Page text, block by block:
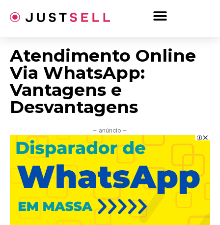
para
Atendimento Online
Via WhatsApp:
Vantagens e
Desvantagens
– anúncio –